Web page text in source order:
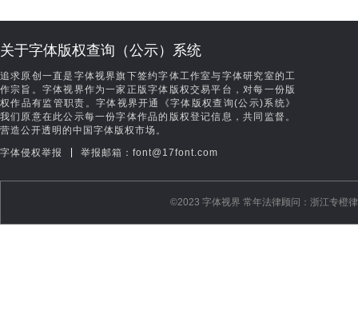
关于字体版权查询（公示）系统
追求原创一直是字体视界旗下签约字体工作室与字体研究室的工
作宗旨。字体视界作为一家正版字体版权交易平台，对每一份版
权作品有监管职责。字体视界开通《字体版权查询(公示)系统》
我们原意在此公示每一份字体作品的版权登记信息，共同监督。
营造公开透明的中国字体版权市场。
字体侵权举报 举报邮箱：font@17font.com
©️2023 字体视界 常年法律顾问：浙江专橙